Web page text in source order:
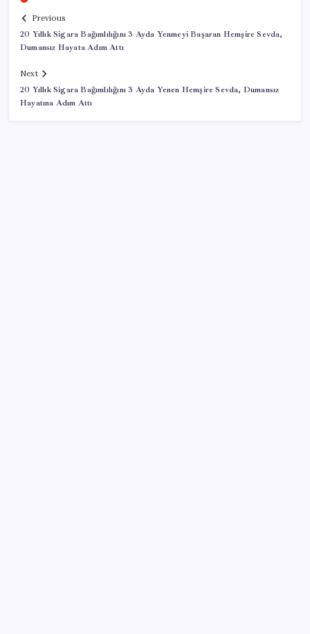
Previous
20 Yıllık Sigara Bağımlılığını 3 Ayda Yenmeyi Başaran Hemşire Sevda,
Dumansız Hayata Adım Attı
Next
20 Yıllık Sigara Bağımlılığını 3 Ayda Yenen Hemşire Sevda, Dumansız
Hayatına Adım Attı